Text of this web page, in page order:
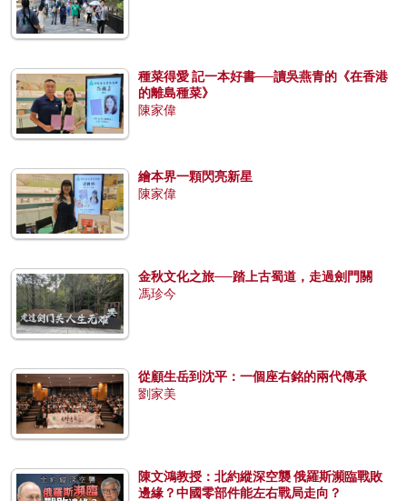
種菜得愛 記一本好書──讀吳燕青的《在香港
的離島種菜》
陳家偉
繪本界一顆閃亮新星
陳家偉
金秋文化之旅──踏上古蜀道，走過劍門關
馮珍今
從顧生岳到沈平：一個座右銘的兩代傳承
劉家美
陳文鴻教授：北約縱深空襲 俄羅斯瀕臨戰敗
邊緣？中國零部件能左右戰局走向？